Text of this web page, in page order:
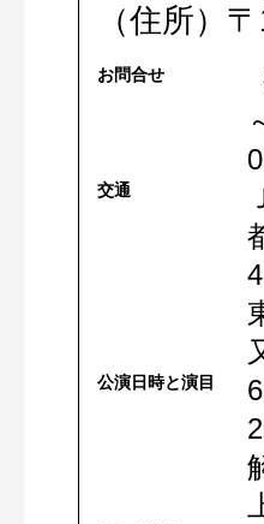
（住所）
お問合せ
交通
公演日時と演目